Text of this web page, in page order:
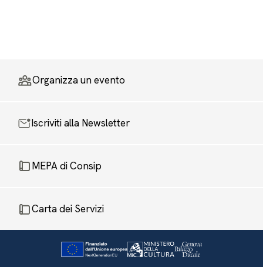
Organizza un evento
Iscriviti alla Newsletter
MEPA di Consip
Carta dei Servizi